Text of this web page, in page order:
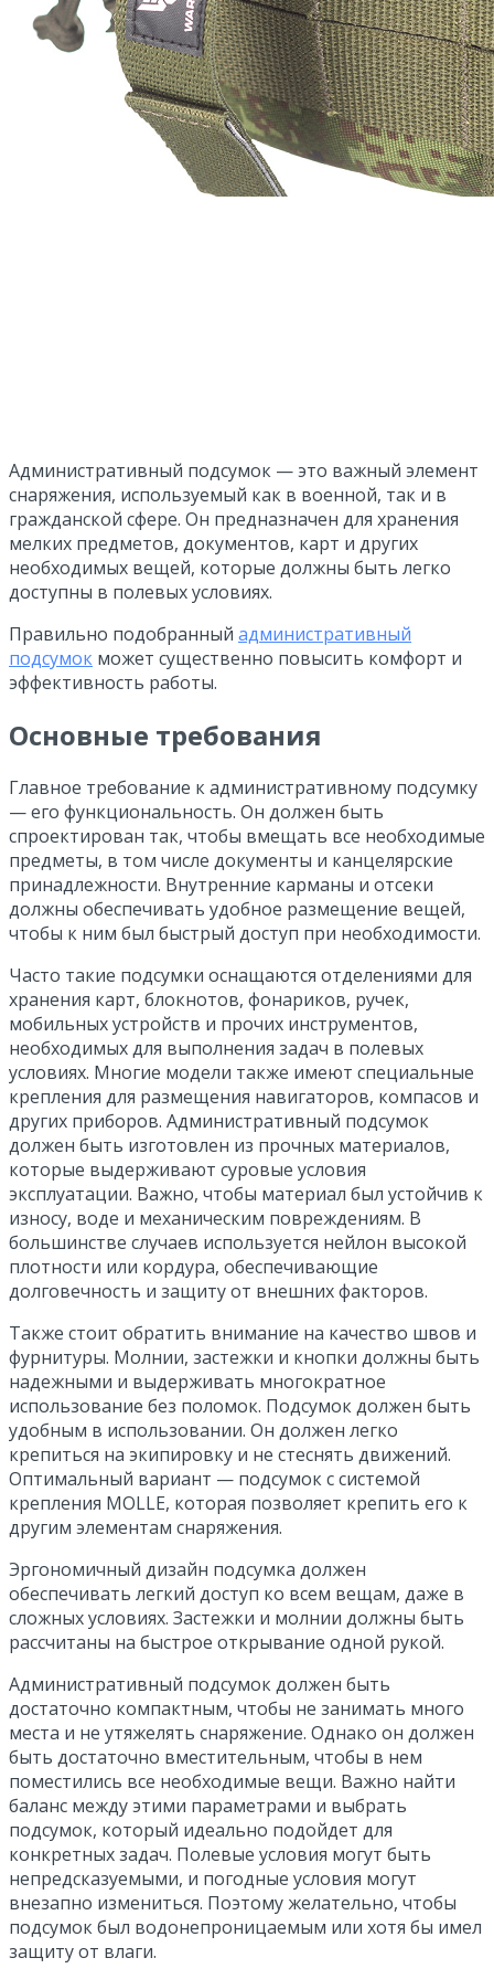
Административный подсумок — это важный элемент
снаряжения, используемый как в военной, так и в
гражданской сфере. Он предназначен для хранения
мелких предметов, документов, карт и других
необходимых вещей, которые должны быть легко
доступны в полевых условиях.
Правильно подобранный административный
подсумок может существенно повысить комфорт и
эффективность работы.
Основные требования
Главное требование к административному подсумку
— его функциональность. Он должен быть
спроектирован так, чтобы вмещать все необходимые
предметы, в том числе документы и канцелярские
принадлежности. Внутренние карманы и отсеки
должны обеспечивать удобное размещение вещей,
чтобы к ним был быстрый доступ при необходимости.
Часто такие подсумки оснащаются отделениями для
хранения карт, блокнотов, фонариков, ручек,
мобильных устройств и прочих инструментов,
необходимых для выполнения задач в полевых
условиях. Многие модели также имеют специальные
крепления для размещения навигаторов, компасов и
других приборов. Административный подсумок
должен быть изготовлен из прочных материалов,
которые выдерживают суровые условия
эксплуатации. Важно, чтобы материал был устойчив к
износу, воде и механическим повреждениям. В
большинстве случаев используется нейлон высокой
плотности или кордура, обеспечивающие
долговечность и защиту от внешних факторов.
Также стоит обратить внимание на качество швов и
фурнитуры. Молнии, застежки и кнопки должны быть
надежными и выдерживать многократное
использование без поломок. Подсумок должен быть
удобным в использовании. Он должен легко
крепиться на экипировку и не стеснять движений.
Оптимальный вариант — подсумок с системой
крепления MOLLE, которая позволяет крепить его к
другим элементам снаряжения.
Эргономичный дизайн подсумка должен
обеспечивать легкий доступ ко всем вещам, даже в
сложных условиях. Застежки и молнии должны быть
рассчитаны на быстрое открывание одной рукой.
Административный подсумок должен быть
достаточно компактным, чтобы не занимать много
места и не утяжелять снаряжение. Однако он должен
быть достаточно вместительным, чтобы в нем
поместились все необходимые вещи. Важно найти
баланс между этими параметрами и выбрать
подсумок, который идеально подойдет для
конкретных задач. Полевые условия могут быть
непредсказуемыми, и погодные условия могут
внезапно измениться. Поэтому желательно, чтобы
подсумок был водонепроницаемым или хотя бы имел
защиту от влаги.